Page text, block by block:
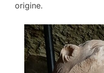
origine.